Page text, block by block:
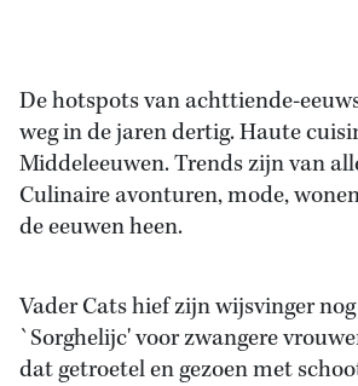
De hotspots van achttiende-
weg in de jaren dertig. Haute
Middeleeuwen. Trends zijn van
Culinaire avonturen, mode,
de eeuwen heen.
Vader Cats hief zijn wijsvinger
`Sorghelijc' voor zwangere
dat getroetel en gezoen met